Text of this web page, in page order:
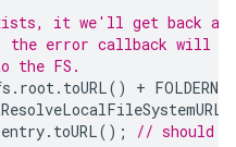
it we'll get back a
the error callback will
the FS.
. root. toURL() +
entry. toURL(); // should